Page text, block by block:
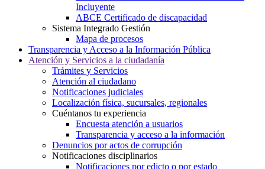
Incluyente
ABCE Certificado de discapacidad
Sistema Integrado Gestión
Mapa de procesos
Transparencia y Acceso a la Información Pública
Atención y Servicios a la ciudadanía
Trámites y Servicios
Atención al ciudadano
Notificaciones judiciales
Localización física, sucursales, regionales
Cuéntanos tu experiencia
Encuesta atención a usuarios
Transparencia y acceso a la información
Denuncios por actos de corrupción
Notificaciones disciplinarios
Notificaciones por edicto o por estado